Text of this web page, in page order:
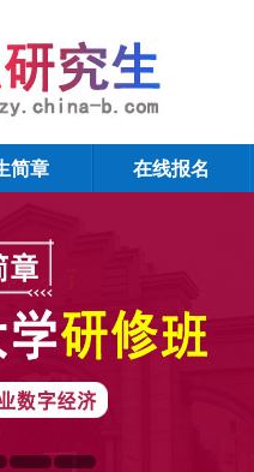
件
简章 在线报名